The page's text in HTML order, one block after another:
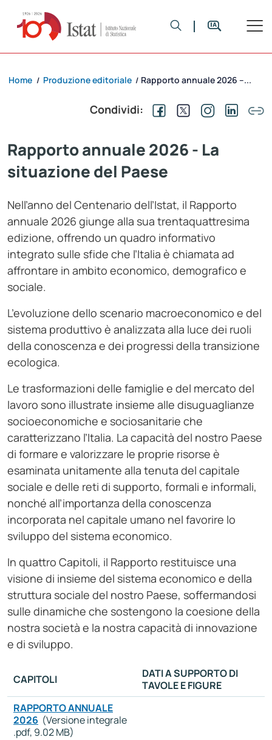
Home / Produzione editoriale / Rapporto annuale 2026 –...
Condividi:
Rapporto annuale 2026 - La
situazione del Paese
Nell’anno del Centenario dell’Istat, il Rapporto
annuale 2026 giunge alla sua trentaquattresima
edizione, offrendo un quadro informativo
integrato sulle sfide che l’Italia è chiamata ad
affrontare in ambito economico, demografico e
sociale.
L’evoluzione dello scenario macroeconomico e del
sistema produttivo è analizzata alla luce dei ruoli
della conoscenza e dei progressi della transizione
ecologica.
Le trasformazioni delle famiglie e del mercato del
lavoro sono illustrate insieme alle disuguaglianze
socioeconomiche e sociosanitarie che
caratterizzano l’Italia. La capacità del nostro Paese
di formare e valorizzare le proprie risorse è
esaminata unitamente alla tenuta del capitale
sociale e delle reti di supporto, formali e informali,
nonché all’importanza della conoscenza
incorporata nel capitale umano nel favorire lo
sviluppo del sistema economico.
In quattro Capitoli, il Rapporto restituisce una
visione di insieme del sistema economico e della
struttura sociale del nostro Paese, soffermandosi
sulle dinamiche che sostengono la coesione della
nostra società e la nostra capacità di innovazione
e di sviluppo.
CAPITOLI
DATI A SUPPORTO DI
TAVOLE E FIGURE
RAPPORTO ANNUALE
2026 (Versione integrale
.pdf, 9.02 MB)